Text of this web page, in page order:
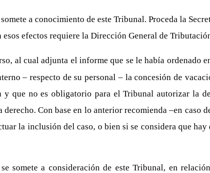
a conocimiento de este Tribunal. Proceda la
efectos requiere la Dirección General de
al cual adjunta el informe que se le había ordenado
– respecto de su personal – la concesión de
que no es obligatorio para el Tribunal autorizar la
Con base en lo anterior recomienda –en caso
la inclusión del caso, o bien si se considera que
somete a consideración de este Tribunal, en